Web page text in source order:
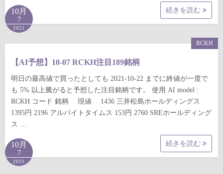
続きを読む
10月
7
2021
【AI予想】10-07 RCKH注目189銘柄
明日の最高値で買ったとしても 2021-10-22 までに終値が一度で
も 5% 以上騰がると予想した注目銘柄です。 使用 AI model :
RCKH コード 銘柄 現値 1436 三井松島ホールディングス
1395円 2196 アルバイトタイムス 153円 2760 SREホールディング
ス …
続きを読む
RCKH
10月
7
2021